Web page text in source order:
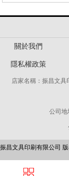
關於我們
隱私權政策
店家名稱：振昌文
公司
振昌文具印刷有限公司